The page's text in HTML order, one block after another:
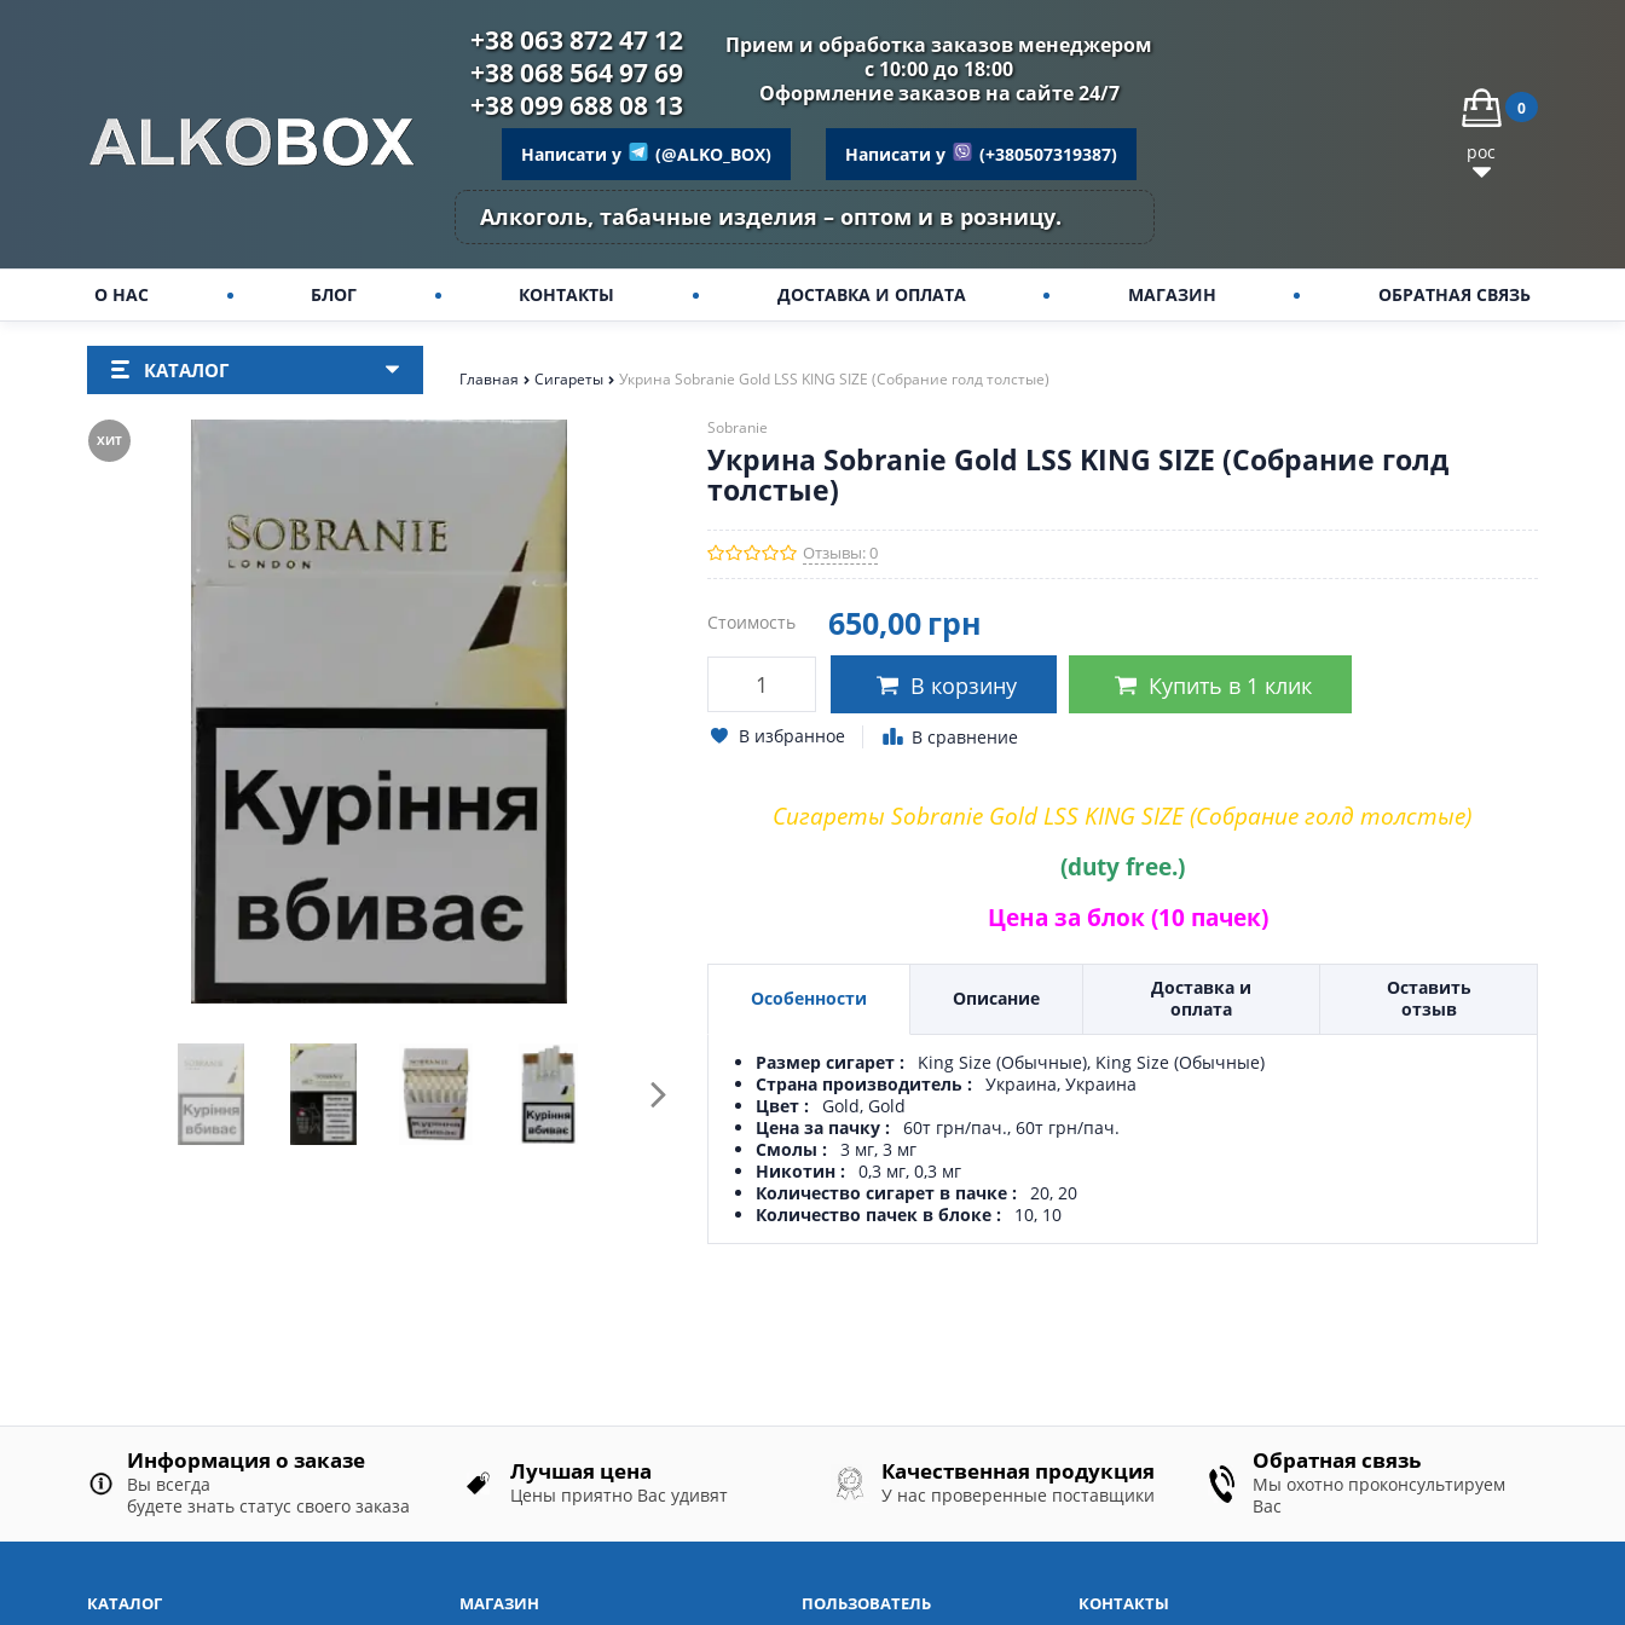
+38 063 872 47 12
+38 068 564 97 69
+38 099 688 08 13
Прием и обработка заказов менеджером
с 10:00 до 18:00
Оформление заказов на сайте 24/7
Написати у (@ALKO_BOX) Написати у (+380507319387)
Алкоголь, табачные изделия – оптом и в розницу.
0
рос
О НАС БЛОГ КОНТАКТЫ ДОСТАВКА И ОПЛАТА МАГАЗИН ОБРАТНАЯ СВЯЗЬ
КАТАЛОГ Главная Сигареты Укрина Sobranie Gold LSS KING SIZE (Собрание голд толстые)
ХИТ
Sobranie
Укрина Sobranie Gold LSS KING SIZE (Собрание голд
толстые)
Отзывы: 0
Стоимость 650,00 грн
В корзину Купить в 1 клик
В избранное В сравнение
Сигареты Sobranie Gold LSS KING SIZE (Собрание голд толстые)
(duty free.)
Цена за блок (10 пачек)
Особенности Описание
Доставка и
оплата
Оставить
отзыв
Размер сигарет
King Size (Обычные), King Size (Обычные)
Страна производитель
Украина, Украина
Цвет
Gold, Gold
Цена за пачку
60т грн/пач., 60т грн/пач.
Смолы
3 мг, 3 мг
Никотин
0,3 мг, 0,3 мг
Количество сигарет в пачке
20, 20
Количество пачек в блоке
10, 10
Информация о заказе
Вы всегда
будете знать статус своего заказа
Лучшая цена
Цены приятно Вас удивят
Качественная продукция
У нас проверенные поставщики
Обратная связь
Мы охотно проконсультируем
Вас
КАТАЛОГ МАГАЗИН ПОЛЬЗОВАТЕЛЬ КОНТАКТЫ